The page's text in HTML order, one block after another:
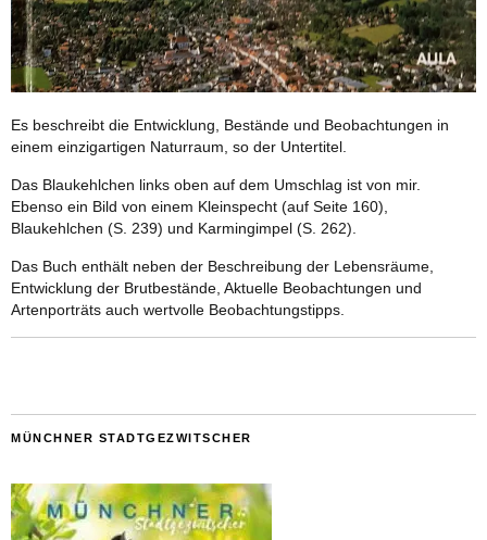
Es beschreibt die Entwicklung, Bestände und Beobachtungen in
einem einzigartigen Naturraum, so der Untertitel.
Das Blaukehlchen links oben auf dem Umschlag ist von mir.
Ebenso ein Bild von einem Kleinspecht (auf Seite 160),
Blaukehlchen (S. 239) und Karmingimpel (S. 262).
Das Buch enthält neben der Beschreibung der Lebensräume,
Entwicklung der Brutbestände, Aktuelle Beobachtungen und
Artenporträts auch wertvolle Beobachtungstipps.
MÜNCHNER STADTGEZWITSCHER